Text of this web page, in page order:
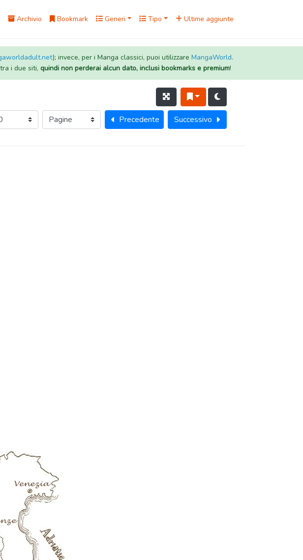
Archivio Bookmark Generi Tipo Ultime aggiunte
); invece, per i Manga classici, puoi utilizzare MangaWorld.
i due siti, quindi non perderai alcun dato, inclusi bookmarks e premium!
Precedente Successivo